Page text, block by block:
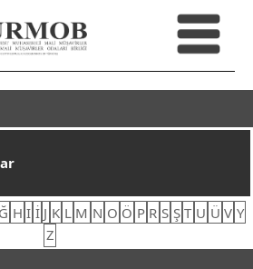
Ğ H I İ J K L M N O Ö P R S Ş T U Ü V Y
Z